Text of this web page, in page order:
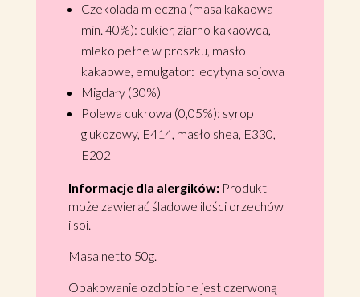
Czekolada mleczna (masa kakaowa
min. 40%): cukier, ziarno kakaowca,
mleko pełne w proszku, masło
kakaowe, emulgator: lecytyna sojowa
Migdały (30%)
Polewa cukrowa (0,05%): syrop
glukozowy, E414, masło shea, E330,
E202
Informacje dla alergików:Produkt
może zawierać śladowe ilości orzechów
i soi.
Masa netto 50g.
Opakowanie ozdobione jest czerwoną